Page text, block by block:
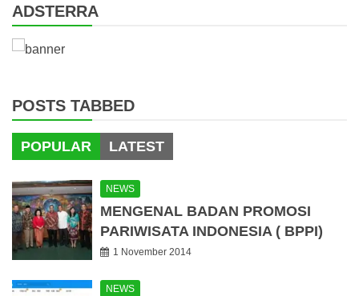
ADSTERRA
POSTS TABBED
POPULAR LATEST
NEWS
MENGENAL BADAN PROMOSI
PARIWISATA INDONESIA ( BPPI)
1 November 2014
NEWS